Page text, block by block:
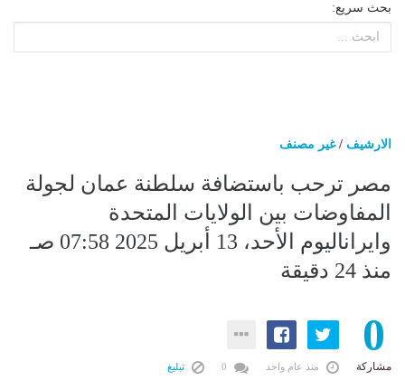
بحث سريع:
الارشيف /غير مصنف
مصر ترحب باستضافة سلطنة عمان لجولة
المفاوضات بين الولايات المتحدة
وايراناليوم الأحد، 13 أبريل 2025 07:58 صـ
منذ 24 دقيقة
0
مشاركة منذ عام واحد تبليغ